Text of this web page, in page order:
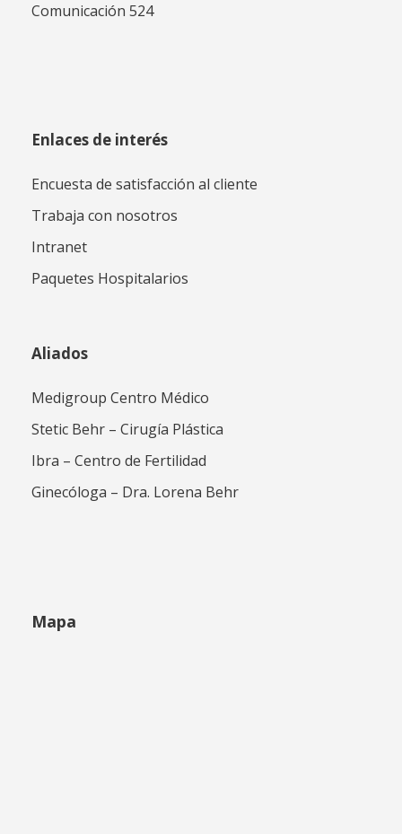
Comunicación 524
Enlaces de interés
Encuesta de satisfacción al cliente
Trabaja con nosotros
Intranet
Paquetes Hospitalarios
Aliados
Medigroup Centro Médico
Stetic Behr – Cirugía Plástica
Ibra – Centro de Fertilidad
Ginecóloga – Dra. Lorena Behr
Mapa